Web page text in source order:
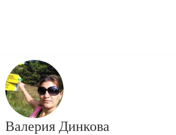
Валерия Динкова